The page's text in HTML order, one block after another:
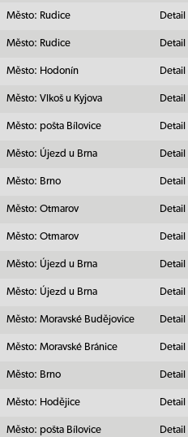
Město: Rudice Detail
Město: Rudice Detail
Město: Hodonín Detail
Město: Vlkoš u Kyjova Detail
Město: pošta Bílovice Detail
Město: Újezd u Brna Detail
Město: Brno Detail
Město: Otmarov Detail
Město: Otmarov Detail
Město: Újezd u Brna Detail
Město: Újezd u Brna Detail
Město: Moravské Budějovice Detail
Město: Moravské Bránice Detail
Město: Brno Detail
Město: Hodějice Detail
Město: pošta Bílovice Detail